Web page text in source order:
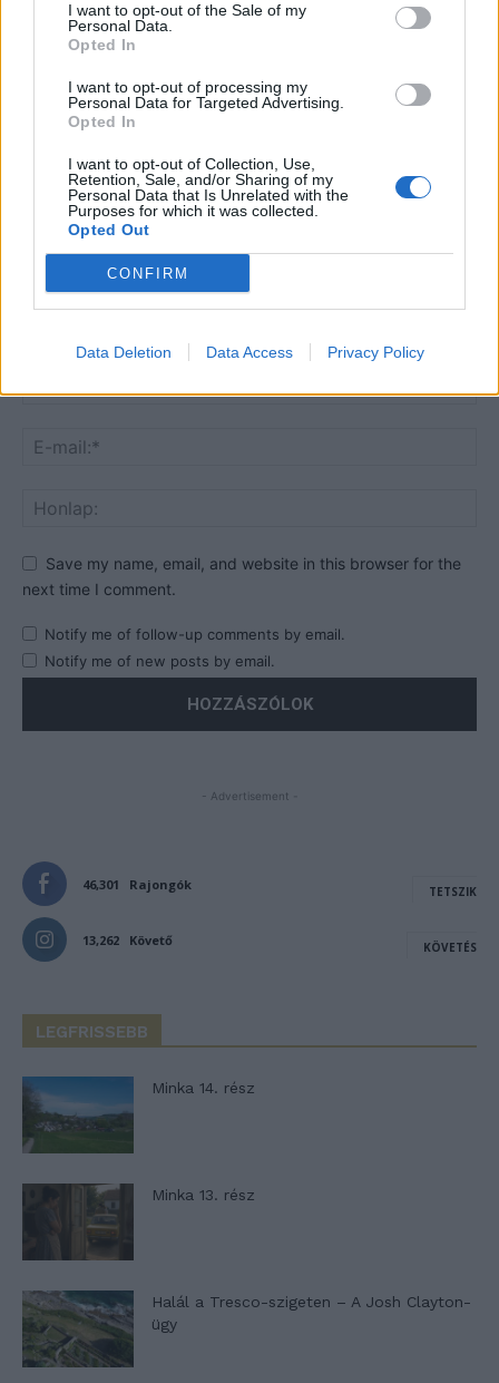
I want to opt-out of the Sale of my
Personal Data.
Opted In
I want to opt-out of processing my
Personal Data for Targeted Advertising.
Opted In
I want to opt-out of Collection, Use,
Retention, Sale, and/or Sharing of my
Personal Data that Is Unrelated with the
Purposes for which it was collected.
Opted Out
CONFIRM
Data Deletion Data Access Privacy Policy
HOZZÁSZÓLOK A CIKKHEZ
Save my name, email, and website in this browser for the
next time I comment.
Notify me of follow-up comments by email.
Notify me of new posts by email.
- Advertisement -
46,301 Rajongók TETSZIK
13,262 Követő KÖVETÉS
LEGFRISSEBB
Minka 14. rész
Minka 13. rész
Halál a Tresco-szigeten – A Josh Clayton-
ügy